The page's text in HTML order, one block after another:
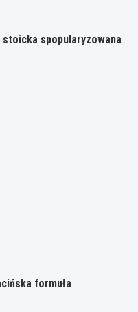
spopularyzowana
formuła